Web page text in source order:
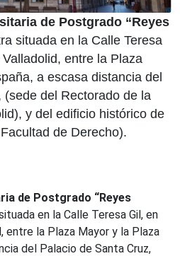
de Postgrado “Reyes
situada en la Calle Teresa
entre la Plaza
a escasa distancia del
del Rectorado de la
y del edificio histórico de
de Derecho).
de Postgrado “Reyes
en la Calle Teresa Gil, en
entre la Plaza Mayor y la Plaza
del Palacio de Santa Cruz,